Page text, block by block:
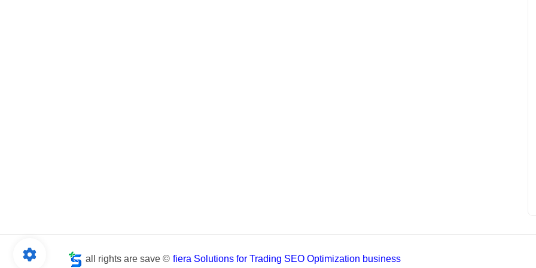
all rights are save © fiera Solutions for Trading SEO Optimization business